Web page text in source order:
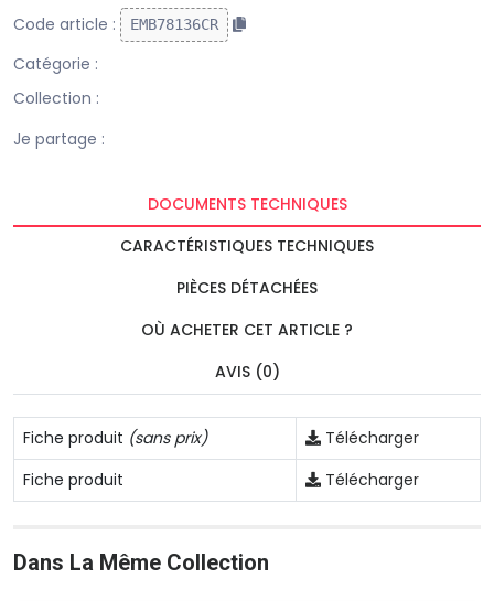
Code article : EMB78136CR
Catégorie :
Collection :
Je partage :
DOCUMENTS TECHNIQUES
CARACTÉRISTIQUES TECHNIQUES
PIÈCES DÉTACHÉES
OÙ ACHETER CET ARTICLE ?
AVIS (0)
Fiche produit (sans prix)
Télécharger
Fiche produit
Télécharger
Dans La Même Collection